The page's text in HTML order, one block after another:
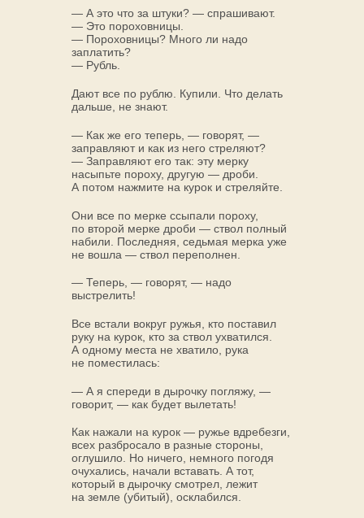
— А это что за штуки? — спрашивают.
— Это пороховницы.
— Пороховницы? Много ли надо
заплатить?
— Рубль.
Дают все по рублю. Купили. Что делать
дальше, не знают.
— Как же его теперь, — говорят, —
заправляют и как из него стреляют?
— Заправляют его так: эту мерку
насыпьте пороху, другую — дроби.
А потом нажмите на курок и стреляйте.
Они все по мерке ссыпали пороху,
по второй мерке дроби — ствол полный
набили. Последняя, седьмая мерка уже
не вошла — ствол переполнен.
— Теперь, — говорят, — надо
выстрелить!
Все встали вокруг ружья, кто поставил
руку на курок, кто за ствол ухватился.
А одному места не хватило, рука
не поместилась:
— А я спереди в дырочку погляжу, —
говорит, — как будет вылетать!
Как нажали на курок — ружье вдребезги,
всех разбросало в разные стороны,
оглушило. Но ничего, немного погодя
очухались, начали вставать. А тот,
который в дырочку смотрел, лежит
на земле (убитый), осклабился.